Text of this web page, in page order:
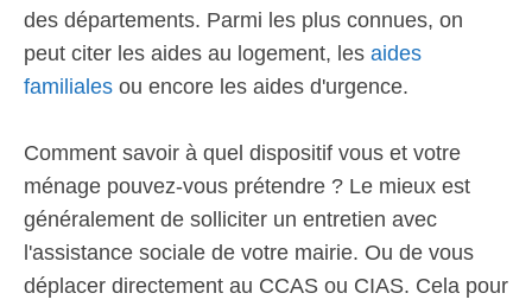
des départements. Parmi les plus connues, on
peut citer les aides au logement, les aides
familiales ou encore les aides d'urgence.
Comment savoir à quel dispositif vous et votre
ménage pouvez-vous prétendre ? Le mieux est
généralement de solliciter un entretien avec
l'assistance sociale de votre mairie. Ou de vous
déplacer directement au CCAS ou CIAS. Cela pour